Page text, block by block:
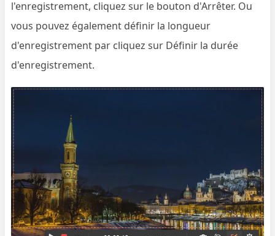
l'enregistrement, cliquez sur le bouton d'Arrêter. Ou
vous pouvez également définir la longueur
d'enregistrement par cliquez sur Définir la durée
d'enregistrement.